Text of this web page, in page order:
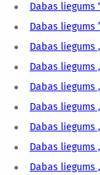
Dabas liegums
Dabas liegums
Dabas liegums
Dabas liegums
Dabas liegums
Dabas liegums
Dabas liegums
Dabas liegums
Dabas liegums